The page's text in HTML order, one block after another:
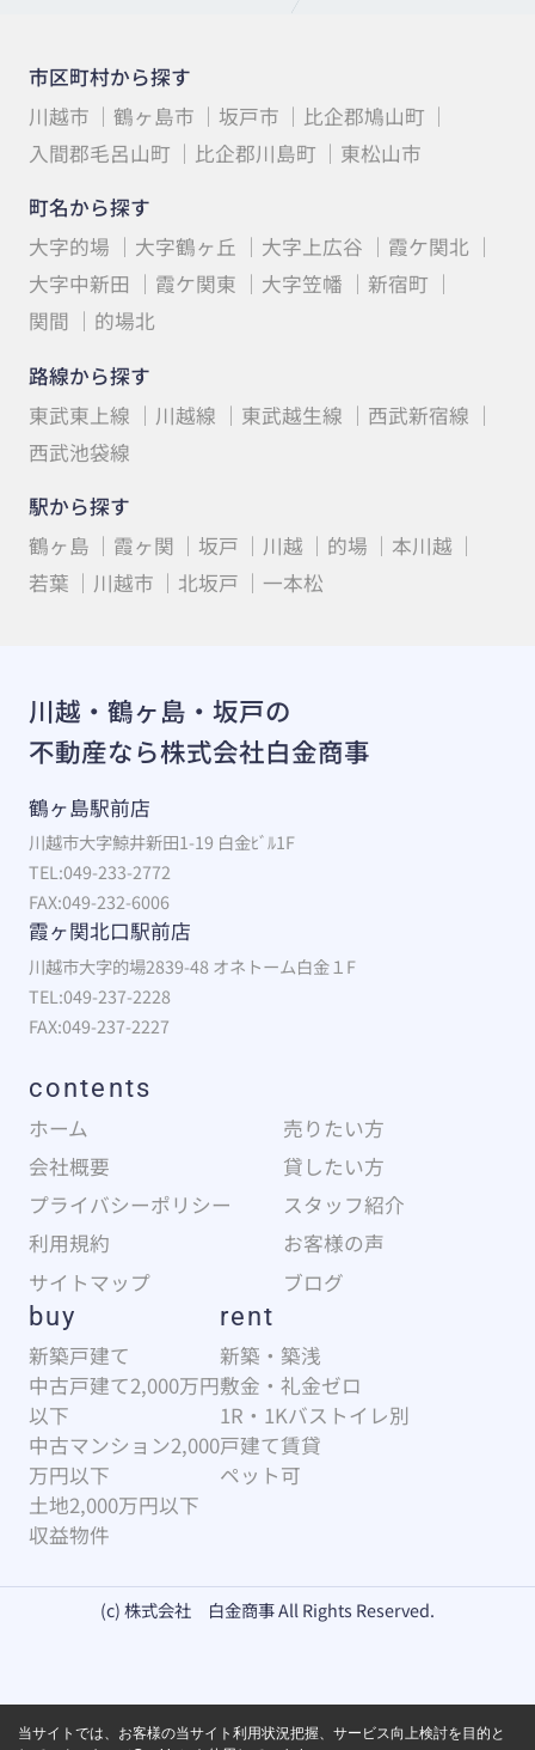
市区町村から探す
川越市
鶴ヶ島市 坂戸市
比企郡鳩山町
入間郡毛呂山町
比企郡川島町
東松山市
町名から探す
大字的場
大字鶴ヶ丘 大字上広谷
霞ケ関北
大字中新田
霞ケ関東 大字笠幡
新宿町
関間
的場北
路線から探す
東武東上線
川越線 東武越生線
西武新宿線
西武池袋線
駅から探す
鶴ヶ島
霞ヶ関 坂戸 川越 的場
本川越
若葉
川越市 北坂戸 一本松
川越・鶴ヶ島・坂戸の
不動産なら株式会社白金商事
鶴ヶ島駅前店
川越市大字鯨井新田1-19 白金ﾋﾞﾙ1F
TEL:049-233-2772
FAX:049-232-6006
霞ヶ関北口駅前店
川越市大字的場2839-48 オネトーム白金１F
TEL:049-237-2228
FAX:049-237-2227
contents
ホーム
売りたい方
会社概要
貸したい方
プライバシーポリシー
スタッフ紹介
利用規約
お客様の声
サイトマップ
ブログ
buy
新築戸建て
中古戸建て2,000万円
以下
中古マンション2,000
万円以下
土地2,000万円以下
収益物件
rent
新築・築浅
敷金・礼金ゼロ
1R・1Kバストイレ別
戸建て賃貸
ペット可
(c) 株式会社 白金商事 All Rights Reserved.
当サイトでは、お客様の当サイト利用状況把握、サービス向上検討を目的と